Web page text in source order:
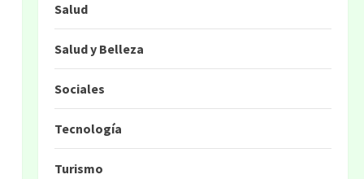
Salud
Salud y Belleza
Sociales
Tecnología
Turismo